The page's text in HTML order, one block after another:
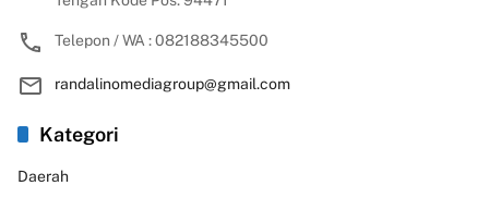
Telepon / WA : 082188345500
randalinomediagroup@gmail.com
Kategori
Daerah